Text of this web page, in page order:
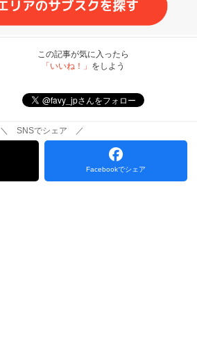
この記事が気に入ったら
「いいね！」 をしよう
＼ SNSでシェア ／
Facebookでシェア